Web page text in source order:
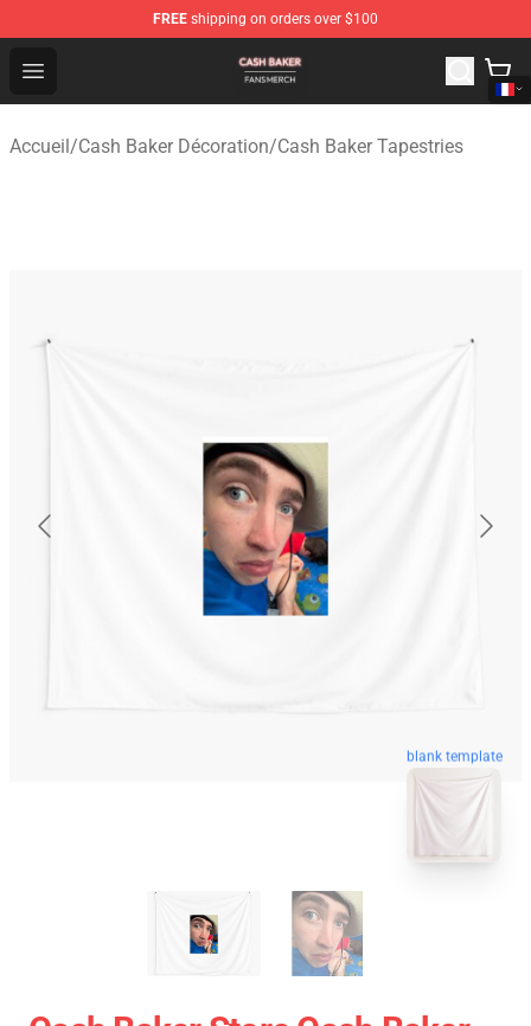
FREE shipping on orders over $100
Open menu
Cash Baker Shop - Official Cash Baker Merchandise
Accueil/Cash Baker Décoration/Cash Baker Tapestries
blank template